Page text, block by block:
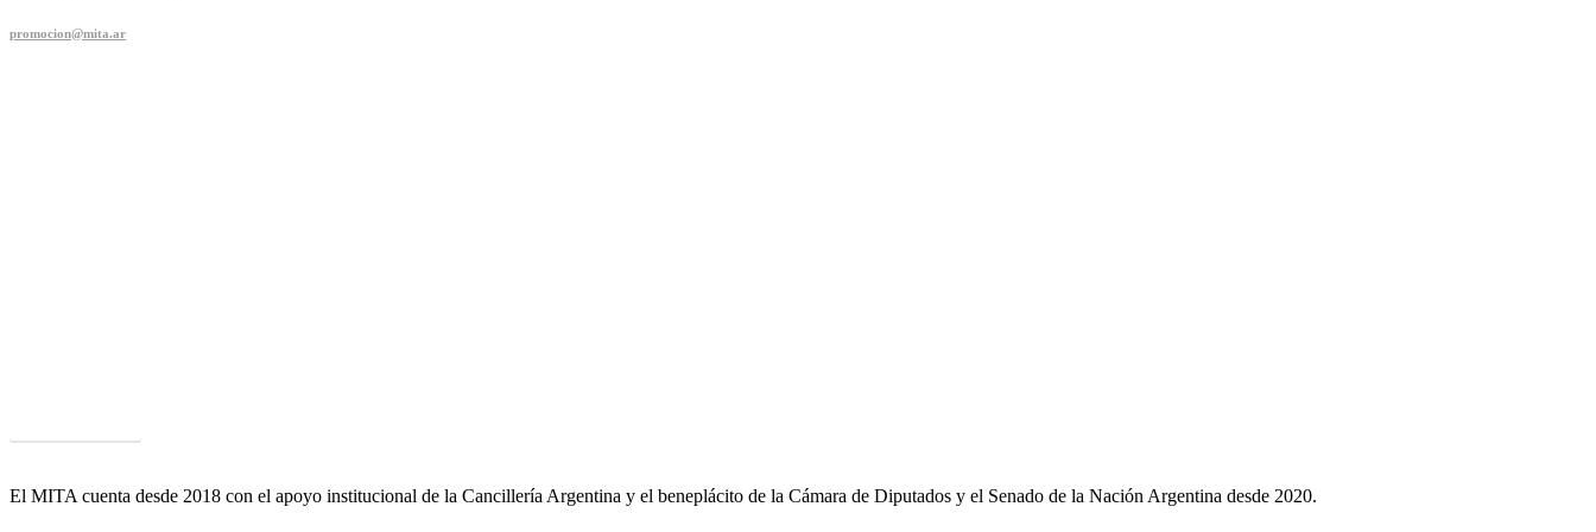
promocion@mita.ar
El MITA cuenta desde 2018 con el apoyo institucional de la Cancillería Argentina y el beneplácito de la Cámara de Diputados y el Senado de la Nación Argentina desde 2020.